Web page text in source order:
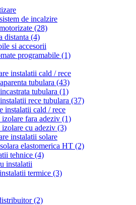
de incalzire
(28)
distanta (4)
si accesorii
programabile (1)
instalatii cald / rece
tubulara (43)
tubulara (1)
rece tubulara (37)
instalatii cald / rece
izolare fara adeziv (1)
izolare cu adeziv (3)
instalatii solare
elastomerica HT (2)
tehnice (4)
instalatii
termice (3)
(2)